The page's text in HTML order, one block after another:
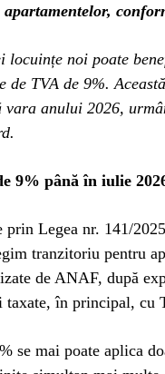
locuințe noi poate
de TVA de 9%.
vara anului 2026,
9% până în iulie
Legea nr. 141/
tranzitoriu pentru
de ANAF, după
în principal, cu
se mai poate aplica